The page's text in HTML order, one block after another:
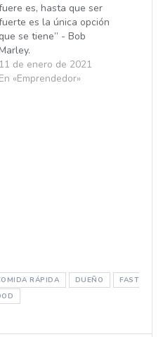
es, hasta que ser
es la única opción
que se tiene” - Bob
11 de enero de 2021
En «Emprendedor»
RÁPIDA DUEÑO
FAST